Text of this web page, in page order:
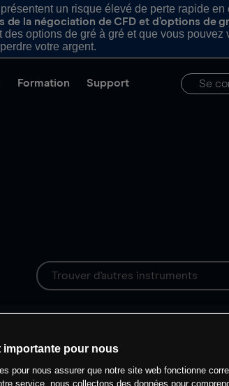
un risque élevé de perte rapide en
la négociation de CFD et d’options de
options de gré à gré et que vous pouvez
votre argent.
Formation Support Se
importante pour nous
pour nous assurer que notre site web fonctionne
service, nous collectons des données pour